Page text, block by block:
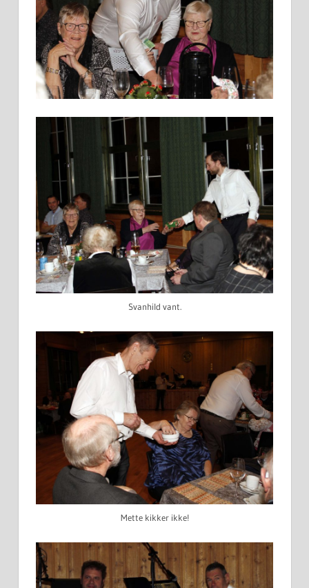
Svanhild vant.
Mette kikker ikke!